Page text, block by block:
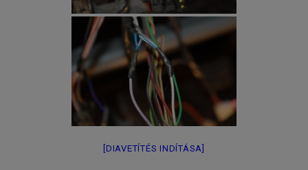
[DIAVETÍTÉS INDÍTÁSA]